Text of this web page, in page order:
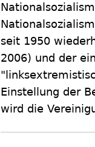
seit 1950
2006) und der
Einstellung der
wird die